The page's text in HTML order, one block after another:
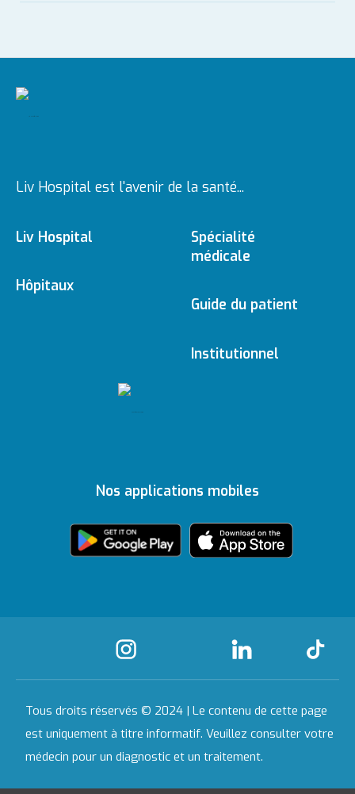
Liv Hospital est l'avenir de la santé...
Liv Hospital
À propos de nous
accréditations
Hôpitaux
Spécialité
médicale
Branches médicales
Médecins
Guide du patient
Institutionnel
Établissements
partenaires
Communication
Nos applications mobiles
Tous droits réservés © 2024 | Le contenu de cette page
est uniquement à titre informatif. Veuillez consulter votre
médecin pour un diagnostic et un traitement.